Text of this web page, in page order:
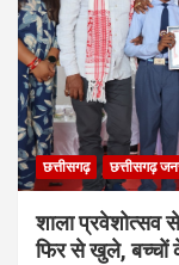
छत्तीसगढ़ छत्तीसगढ़
शाला प्रवेशोत्सव से
फिर से खुले, बच्चों